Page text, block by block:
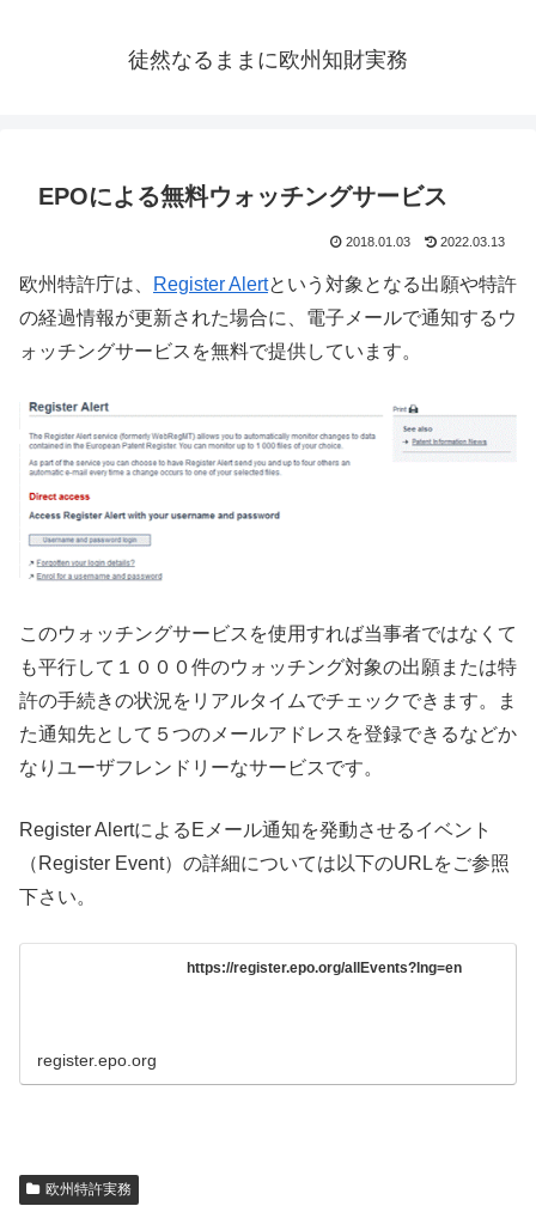
徒然なるままに欧州知財実務
EPOによる無料ウォッチングサービス
2018.01.03 2022.03.13
欧州特許庁は、 Register Alertという対象となる出願や特許
の経過情報が更新された場合に、電子メールで通知するウ
ォッチングサービスを無料で提供しています。
このウォッチングサービスを使用すれば当事者ではなくて
も平行して１０００件のウォッチング対象の出願または特
許の手続きの状況をリアルタイムでチェックできます。ま
た通知先として５つのメールアドレスを登録できるなどか
なりユーザフレンドリーなサービスです。
Register AlertによるEメール通知を発動させるイベント
（Register Event）の詳細については以下のURLをご参照
下さい。
https://register.epo.org/allEvents?lng=en
register.epo.org
欧州特許実務